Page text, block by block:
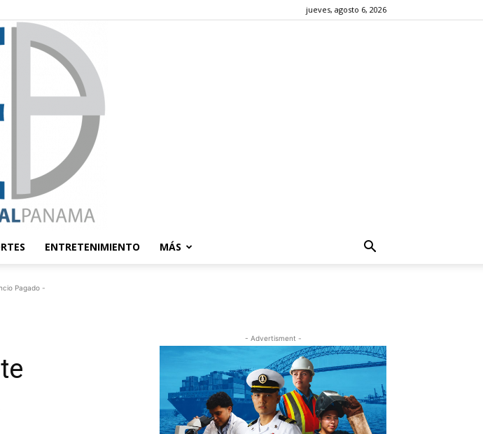
jueves, agosto 6, 2026
Digital
ENTRETENIMIENTO MÁS
Pagado -
- Advertisment -